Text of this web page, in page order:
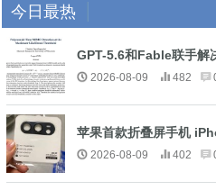
今日最热
GPT-5.6和Fable联手解
2026-08-09 482
苹果首款折叠屏手机
2026-08-09 402